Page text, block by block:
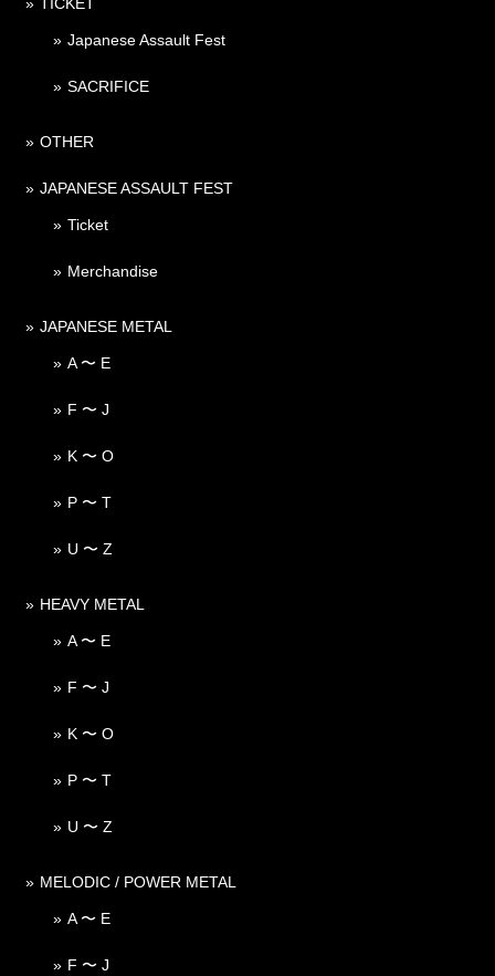
Japanese Assault Fest
SACRIFICE
OTHER
JAPANESE ASSAULT FEST
Ticket
Merchandise
JAPANESE METAL
A 〜 E
F 〜 J
K 〜 O
P 〜 T
U 〜 Z
HEAVY METAL
A 〜 E
F 〜 J
K 〜 O
P 〜 T
U 〜 Z
MELODIC / POWER METAL
A 〜 E
F 〜 J